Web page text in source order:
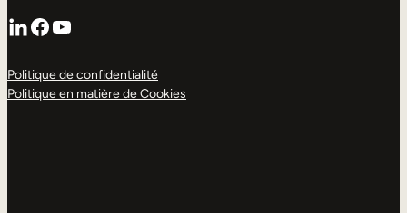
LinkedIn
Facebook
YouTube
Politique de confidentialité
Politique en matière de Cookies